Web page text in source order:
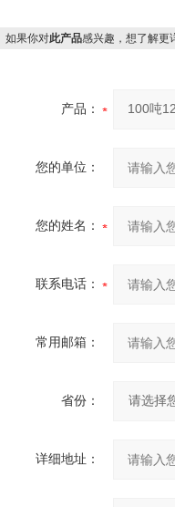
如果你对此产品感兴趣，想了解更
产品：
您的单位：
您的姓名：
联系电话：
常用邮箱：
省份：
详细地址：